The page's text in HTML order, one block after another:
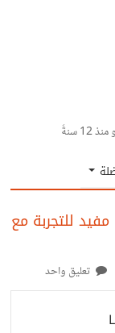
12 سنةً
للتجربة مع
تعليق واحد